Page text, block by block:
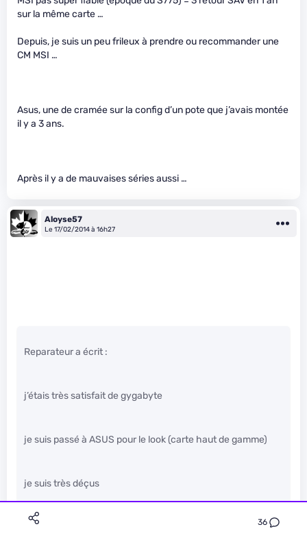
36
sur la même carte …
Depuis, je suis un peu frileux à prendre ou recommander une
CM MSI …
Asus, une de cramée sur la config d’un pote que j’avais montée
il y a 3 ans.
Après il y a de mauvaises séries aussi …
Aloyse57
Le 17/02/2014 à 16h27
Reparateur a écrit :
j’étais très satisfait de gygabyte
je suis passé à ASUS pour le look (carte haut de gamme)
je suis très déçus
carte mal fini (port audio placé n’importe comment qui
devienne inutilisable car trop proche les connecteur
passent pas)